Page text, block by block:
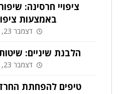
ציפויי חרסינה:
באמצעות
דצמבר 23, 2024
הלבנת שיניים:
דצמבר 23, 2024
טיפים להפחתת